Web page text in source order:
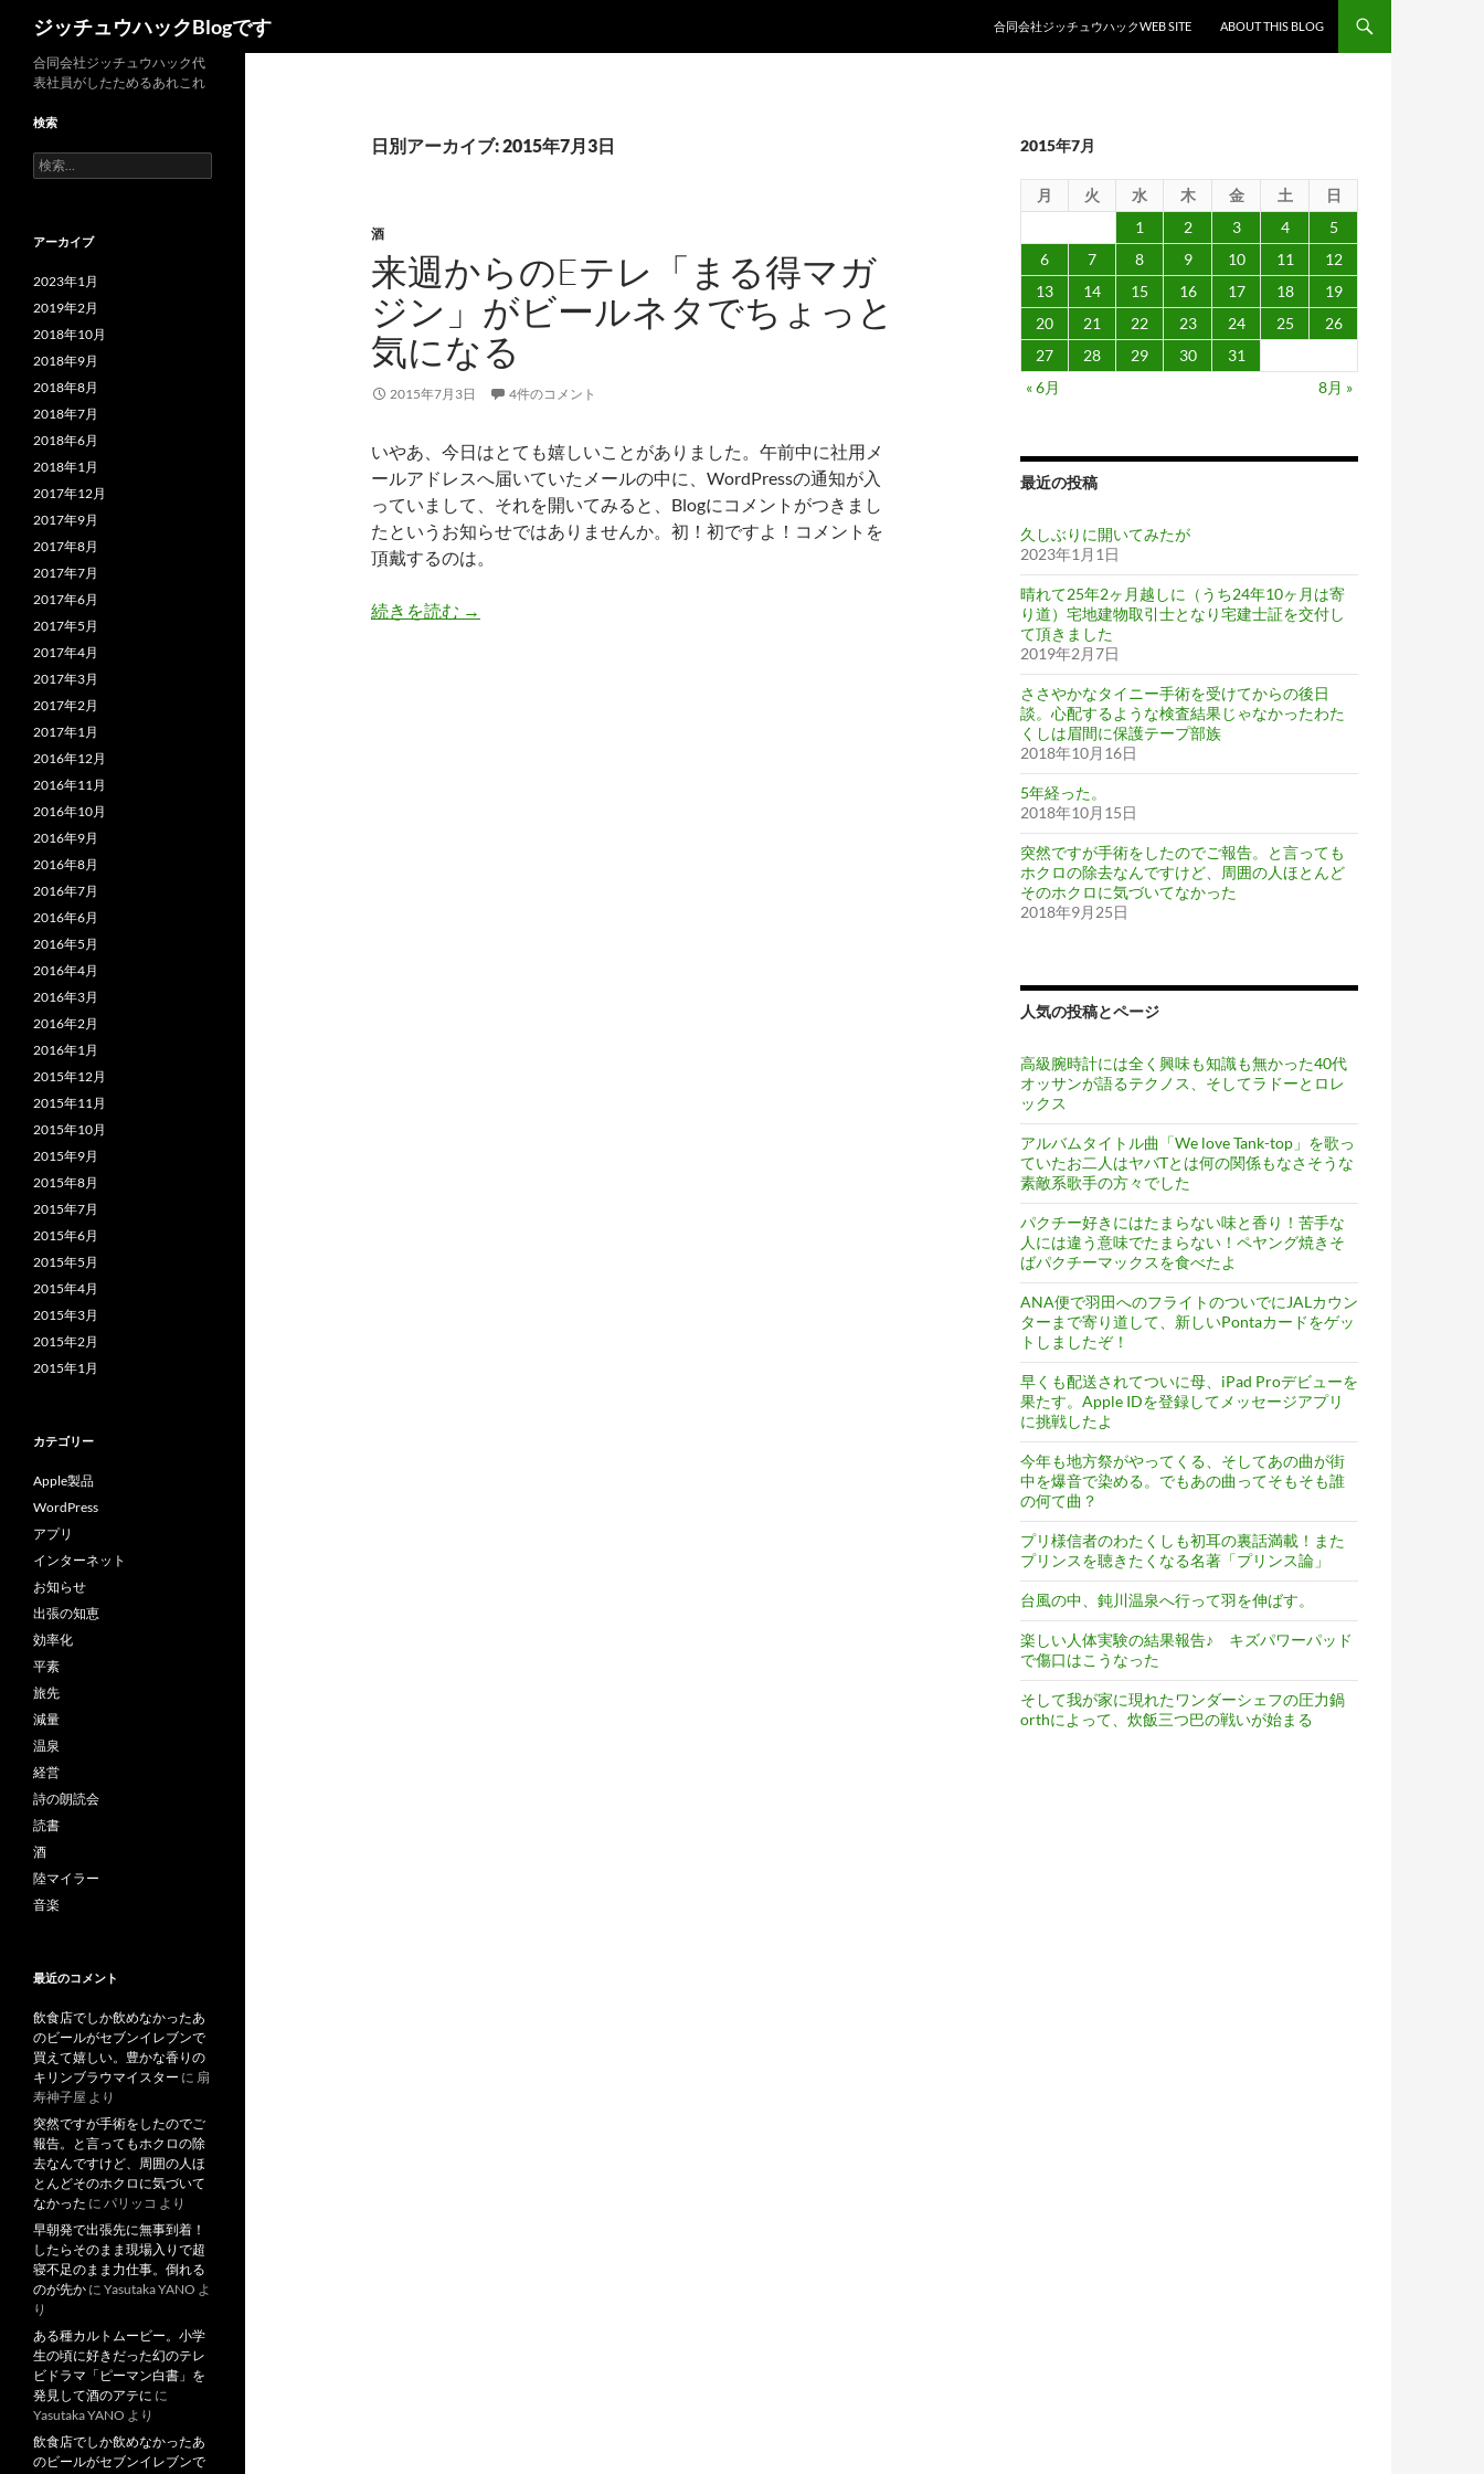
ジッチュウハックBlogです 合同会社ジッチュウハックWEB SITE ABOUT THIS BLOG
日別アーカイブ: 2015年7月3日
酒
来週からのEテレ「まる得マガ
ジン」がビールネタでちょっと
気になる
2015年7月3日 4件のコメント
いやあ、今日はとても嬉しいことがありました。午前中に社用メ
ールアドレスへ届いていたメールの中に、WordPressの通知が入
っていまして、それを開いてみると、Blogにコメントがつきまし
たというお知らせではありませんか。初！初ですよ！コメントを
頂戴するのは。
続きを読む 来週からのEテレ「まる得マガジン」がビールネタでちょっと気になる
→
2015年7月
月 火 水 木 金 土
日
1
2 3 4
5
6
7 8 9 10 11
12
13
14 15 16 17 18
19
20
21 22 23 24 25
26
27
28 29 30
31
« 6月
8月 »
最近の投稿
久しぶりに開いてみたが
2023年1月1日
晴れて25年2ヶ月越しに（うち24年10ヶ月は寄
り道）宅地建物取引士となり宅建士証を交付し
て頂きました
2019年2月7日
ささやかなタイニー手術を受けてからの後日
談。心配するような検査結果じゃなかったわた
くしは眉間に保護テープ部族
2018年10月16日
5年経った。
2018年10月15日
突然ですが手術をしたのでご報告。と言っても
ホクロの除去なんですけど、周囲の人ほとんど
そのホクロに気づいてなかった
2018年9月25日
人気の投稿とページ
高級腕時計には全く興味も知識も無かった40代
オッサンが語るテクノス、そしてラドーとロレ
ックス
アルバムタイトル曲「We love Tank-top」を歌っ
ていたお二人はヤバTとは何の関係もなさそうな
素敵系歌手の方々でした
パクチー好きにはたまらない味と香り！苦手な
人には違う意味でたまらない！ペヤング焼きそ
ばパクチーマックスを食べたよ
ANA便で羽田へのフライトのついでにJALカウン
ターまで寄り道して、新しいPontaカードをゲッ
トしましたぞ！
早くも配送されてついに母、iPad Proデビューを
果たす。Apple IDを登録してメッセージアプリ
に挑戦したよ
今年も地方祭がやってくる、そしてあの曲が街
中を爆音で染める。でもあの曲ってそもそも誰
の何て曲？
プリ様信者のわたくしも初耳の裏話満載！また
プリンスを聴きたくなる名著「プリンス論」
台風の中、鈍川温泉へ行って羽を伸ばす。
楽しい人体実験の結果報告♪ キズパワーパッド
で傷口はこうなった
そして我が家に現れたワンダーシェフの圧力鍋
orthによって、炊飯三つ巴の戦いが始まる
合同会社ジッチュウハック代
表社員がしたためるあれこれ
検索
検
索:
アーカイブ
2023年1月
2019年2月
2018年10月
2018年9月
2018年8月
2018年7月
2018年6月
2018年1月
2017年12月
2017年9月
2017年8月
2017年7月
2017年6月
2017年5月
2017年4月
2017年3月
2017年2月
2017年1月
2016年12月
2016年11月
2016年10月
2016年9月
2016年8月
2016年7月
2016年6月
2016年5月
2016年4月
2016年3月
2016年2月
2016年1月
2015年12月
2015年11月
2015年10月
2015年9月
2015年8月
2015年7月
2015年6月
2015年5月
2015年4月
2015年3月
2015年2月
2015年1月
カテゴリー
Apple製品
WordPress
アプリ
インターネット
お知らせ
出張の知恵
効率化
平素
旅先
減量
温泉
経営
詩の朗読会
読書
酒
陸マイラー
音楽
最近のコメント
飲食店でしか飲めなかったあ
のビールがセブンイレブンで
買えて嬉しい。豊かな香りの
キリンブラウマイスター に 扇
寿神子屋 より
突然ですが手術をしたのでご
報告。と言ってもホクロの除
去なんですけど、周囲の人ほ
とんどそのホクロに気づいて
なかった に パリッコ より
早朝発で出張先に無事到着！
したらそのまま現場入りで超
寝不足のまま力仕事。倒れる
のが先か に Yasutaka YANO よ
り
ある種カルトムービー。小学
生の頃に好きだった幻のテレ
ビドラマ「ピーマン白書」を
発見して酒のアテに に
Yasutaka YANO より
飲食店でしか飲めなかったあ
のビールがセブンイレブンで